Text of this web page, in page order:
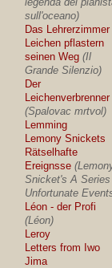
sull'oceano)
Das Lehrerzimmer
Leichen pflastern
seinen Weg (Il
Grande Silenzio)
Der
Leichenverbrenner
(Spalovac mrtvol)
Lemming
Lemony Snickets
Rätselhafte
Ereignsse
Snicket's A
Unfortunate
Léon - der Profi
(Léon)
Leroy
Letters from Iwo
Jima